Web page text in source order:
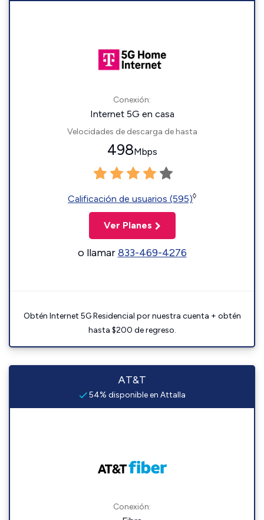
Conexión:
Internet 5G en casa
Velocidades de descarga de hasta
498Mbps
Calificación de usuarios (595)◊
Ver Planes
o llamar833-469-4276
Obtén Internet 5G Residencial por nuestra cuenta + obtén
hasta $200 de regreso.
AT&T
54% disponible en Attalla
Conexión: